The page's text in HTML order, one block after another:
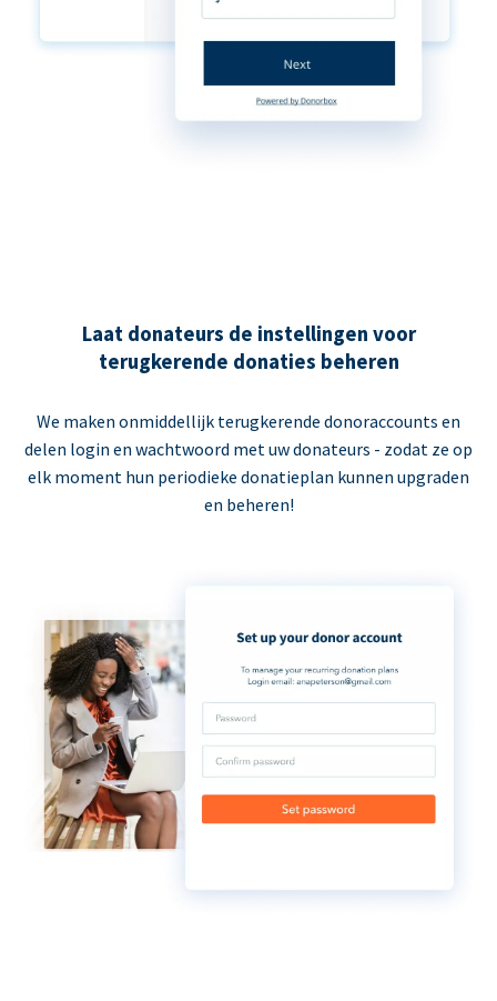
Laat donateurs de instellingen voor
terugkerende donaties beheren
We maken onmiddellijk terugkerende donoraccounts en
delen login en wachtwoord met uw donateurs - zodat ze op
elk moment hun periodieke donatieplan kunnen upgraden
en beheren!